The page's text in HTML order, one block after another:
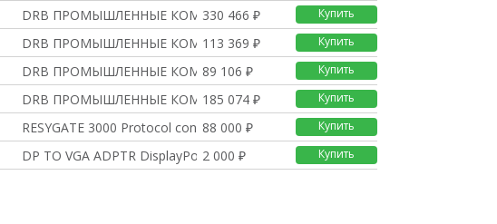
DRB ПРОМЫШЛЕННЫЕ КОМПЬЮТЕРЫ
330 466 ₽ Купить
DRB ПРОМЫШЛЕННЫЕ КОМПЬЮТЕРЫ
113 369 ₽ Купить
DRB ПРОМЫШЛЕННЫЕ КОМПЬЮТЕРЫ
89 106 ₽ Купить
DRB ПРОМЫШЛЕННЫЕ КОМПЬЮТЕРЫ
185 074 ₽ Купить
RESYGATE 3000 Protocol convert88 000 ₽ Купить
DP TO VGA ADPTR DisplayPort to2 000 ₽ Купить